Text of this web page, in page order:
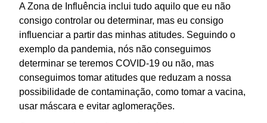
A Zona de Influência inclui tudo aquilo que eu não
consigo controlar ou determinar, mas eu consigo
influenciar a partir das minhas atitudes. Seguindo o
exemplo da pandemia, nós não conseguimos
determinar se teremos COVID-19 ou não, mas
conseguimos tomar atitudes que reduzam a nossa
possibilidade de contaminação, como tomar a vacina,
usar máscara e evitar aglomerações.